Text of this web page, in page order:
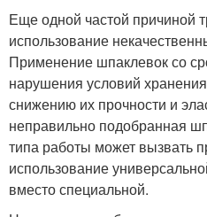
Еще одной частой причиной
использование
Применение шпаклевок со
нарушения условий
снижению их прочности и
неправильно подобранная
типа работы может вызвать
использование
вместо специальной.